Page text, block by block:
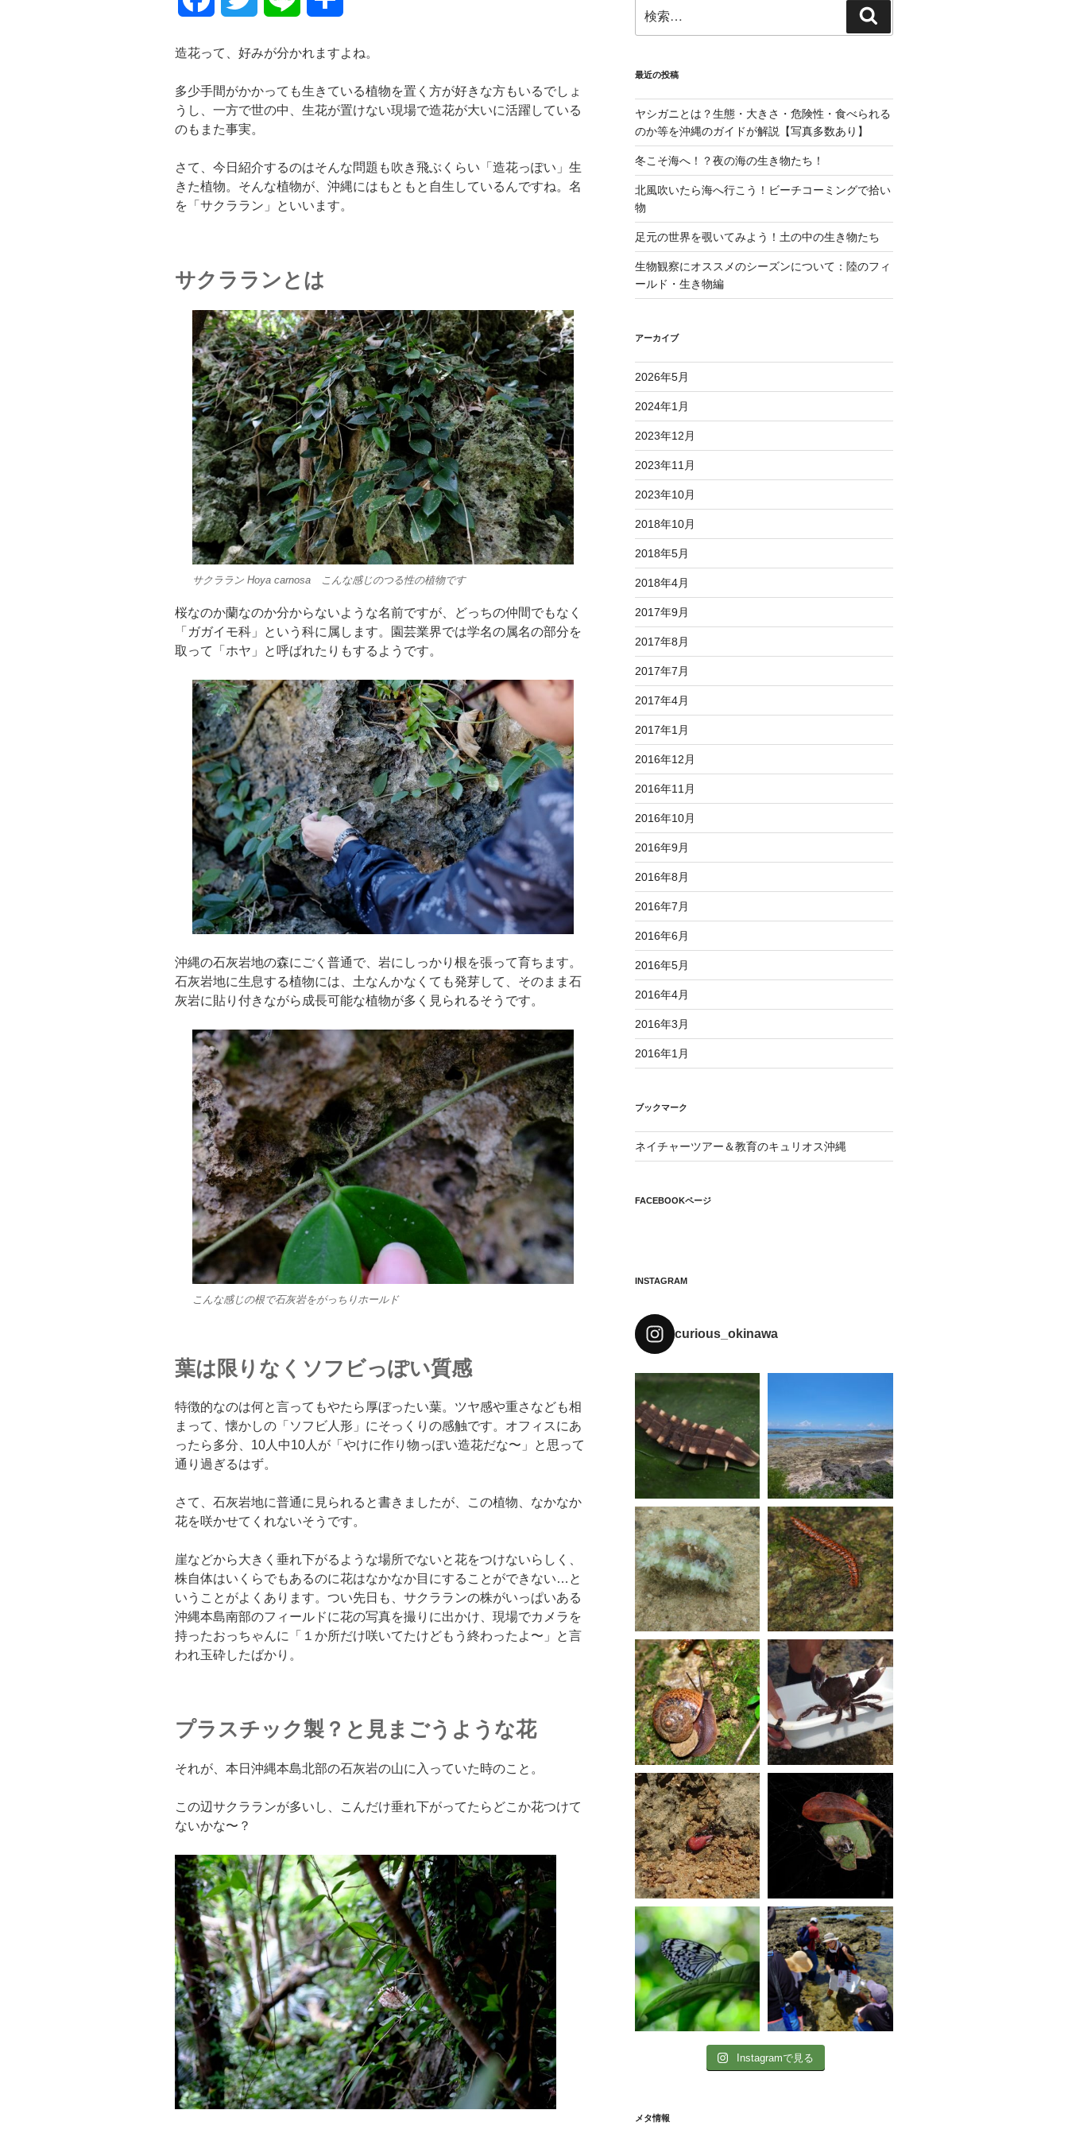
e
o
t
e
e
造花って、好みが分かれますよね。
多少手間がかかっても生きている植物を置く方が好きな方もいるでしょ
うし、一方で世の中、生花が置けない現場で造花が大いに活躍している
のもまた事実。
さて、今日紹介するのはそんな問題も吹き飛ぶくらい「造花っぽい」生
きた植物。そんな植物が、沖縄にはもともと自生しているんですね。名
を「サクララン」といいます。
サクラランとは
サクラランHoya carnosa こんな感じのつる性の植物です
桜なのか蘭なのか分からないような名前ですが、どっちの仲間でもなく
「ガガイモ科」という科に属します。園芸業界では学名の属名の部分を
取って「ホヤ」と呼ばれたりもするようです。
沖縄の石灰岩地の森にごく普通で、岩にしっかり根を張って育ちます。
石灰岩地に生息する植物には、土なんかなくても発芽して、そのまま石
灰岩に貼り付きながら成長可能な植物が多く見られるそうです。
こんな感じの根で石灰岩をがっちりホールド
葉は限りなくソフビっぽい質感
特徴的なのは何と言ってもやたら厚ぼったい葉。ツヤ感や重さなども相
まって、懐かしの「ソフビ人形」にそっくりの感触です。オフィスにあ
ったら多分、10人中10人が「やけに作り物っぽい造花だな〜」と思って
通り過ぎるはず。
さて、石灰岩地に普通に見られると書きましたが、この植物、なかなか
花を咲かせてくれないそうです。
崖などから大きく垂れ下がるような場所でないと花をつけないらしく、
株自体はいくらでもあるのに花はなかなか目にすることができない…と
いうことがよくあります。つい先日も、サクラランの株がいっぱいある
沖縄本島南部のフィールドに花の写真を撮りに出かけ、現場でカメラを
持ったおっちゃんに「１か所だけ咲いてたけどもう終わったよ〜」と言
われ玉砕したばかり。
プラスチック製？と見まごうような花
それが、本日沖縄本島北部の石灰岩の山に入っていた時のこと。
この辺サクラランが多いし、こんだけ垂れ下がってたらどこか花つけて
ないかな〜？
索:
索
最近の投稿
ヤシガニとは？生態・大きさ・危険性・食べられる
のか等を沖縄のガイドが解説【写真多数あり】
冬こそ海へ！？夜の海の生き物たち！
北風吹いたら海へ行こう！ビーチコーミングで拾い
物
足元の世界を覗いてみよう！土の中の生き物たち
生物観察にオススメのシーズンについて：陸のフィ
ールド・生き物編
アーカイブ
2026年5月
2024年1月
2023年12月
2023年11月
2023年10月
2018年10月
2018年5月
2018年4月
2017年9月
2017年8月
2017年7月
2017年4月
2017年1月
2016年12月
2016年11月
2016年10月
2016年9月
2016年8月
2016年7月
2016年6月
2016年5月
2016年4月
2016年3月
2016年1月
ブックマーク
ネイチャーツアー＆教育のキュリオス沖縄
FACEBOOKページ
INSTAGRAM
curious_okinawa
Instagramで見る
メタ情報